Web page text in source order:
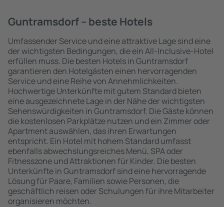
Guntramsdorf – beste Hotels
Umfassender Service und eine attraktive Lage sind eine
der wichtigsten Bedingungen, die ein All-Inclusive-Hotel
erfüllen muss. Die besten Hotels in Guntramsdorf
garantieren den Hotelgästen einen hervorragenden
Service und eine Reihe von Annehmlichkeiten.
Hochwertige Unterkünfte mit gutem Standard bieten
eine ausgezeichnete Lage in der Nähe der wichtigsten
Sehenswürdigkeiten in Guntramsdorf. Die Gäste können
die kostenlosen Parkplätze nutzen und ein Zimmer oder
Apartment auswählen, das ihren Erwartungen
entspricht. Ein Hotel mit hohem Standard umfasst
ebenfalls abwechslungsreiches Menü, SPA oder
Fitnesszone und Attraktionen für Kinder. Die besten
Unterkünfte in Guntramsdorf sind eine hervorragende
Lösung für Paare, Familien sowie Personen, die
geschäftlich reisen oder Schulungen für ihre Mitarbeiter
organisieren möchten.